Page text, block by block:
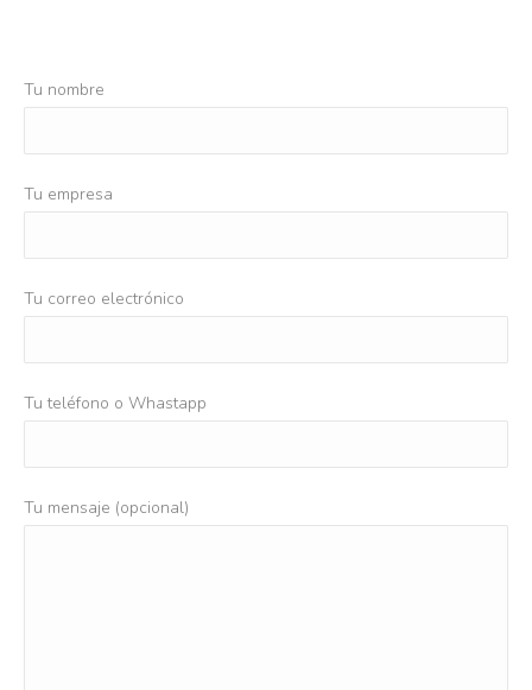
Tu nombre
Tu empresa
Tu correo electrónico
Tu teléfono o Whastapp
Tu mensaje (opcional)